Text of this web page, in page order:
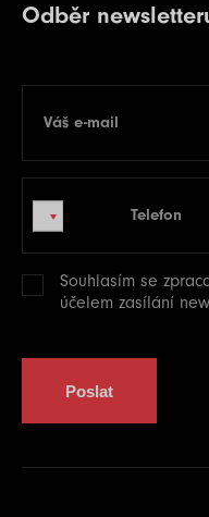
Odběr
Váš e-mail
Telefon
Souhlasím se
účelem zasílání
Poslat